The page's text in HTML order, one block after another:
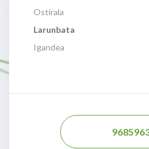
Ostirala
Larunbata
Igandea